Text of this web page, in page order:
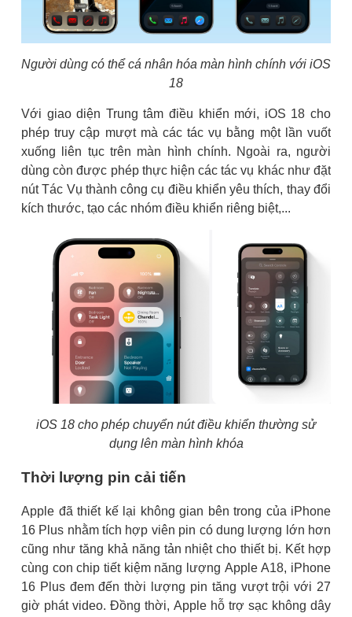
Người dùng có thể cá nhân hóa màn hình chính với iOS
18
Với giao diện Trung tâm điều khiển mới, iOS 18 cho
phép truy cập mượt mà các tác vụ bằng một lần vuốt
xuống liên tục trên màn hình chính. Ngoài ra, người
dùng còn được phép thực hiện các tác vụ khác như đặt
nút Tác Vụ thành công cụ điều khiển yêu thích, thay đổi
kích thước, tạo các nhóm điều khiển riêng biệt,...
iOS 18 cho phép chuyển nút điều khiển thường sử
dụng lên màn hình khóa
Thời lượng pin cải tiến
Apple đã thiết kế lại không gian bên trong của iPhone
16 Plus nhằm tích hợp viên pin có dung lượng lớn hơn
cũng như tăng khả năng tản nhiệt cho thiết bị. Kết hợp
cùng con chip tiết kiệm năng lượng Apple A18, iPhone
16 Plus đem đến thời lượng pin tăng vượt trội với 27
giờ phát video. Đồng thời, Apple hỗ trợ sạc không dây